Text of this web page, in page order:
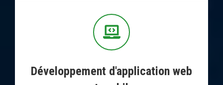
Développement d'application web